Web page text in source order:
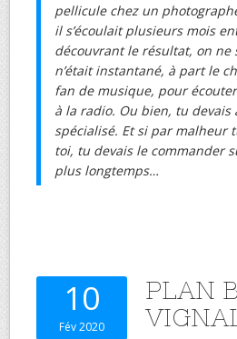
pellicule chez un
il s’écoulait plusieurs mois
découvrant le résultat, on ne
n’était instantané, à part le
fan de musique, pour
à la radio. Ou bien, tu
spécialisé. Et si par malheur
toi, tu devais le commander
plus longtemps…
10
Fév 2020
PLAN